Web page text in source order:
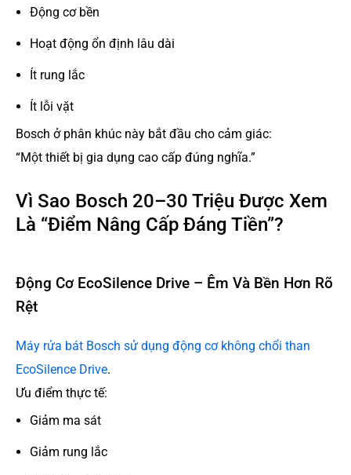
Động cơ bền
Hoạt động ổn định lâu dài
Ít rung lắc
Ít lỗi vặt
Bosch ở phân khúc này bắt đầu cho cảm giác:
“Một thiết bị gia dụng cao cấp đúng nghĩa.”
Vì Sao Bosch 20–30 Triệu Được Xem
Là “Điểm Nâng Cấp Đáng Tiền”?
Động Cơ EcoSilence Drive – Êm Và Bền Hơn Rõ
Rệt
Máy rửa bát Bosch sử dụng động cơ không chổi than
EcoSilence Drive.
Ưu điểm thực tế:
Giảm ma sát
Giảm rung lắc